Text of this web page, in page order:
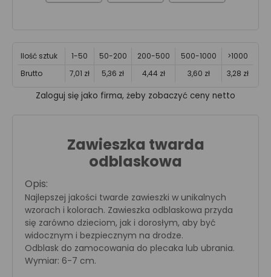
Ilość sztuk 1-50 50-200 200-500 500-1000
>1000
Brutto
7,01 zł 5,36 zł 4,44 zł 3,60 zł 3,28 zł
Zaloguj się jako firma, żeby zobaczyć ceny netto
Zawieszka twarda
odblaskowa
Opis:
Najlepszej jakości twarde zawieszki w unikalnych
wzorach i kolorach. Zawieszka odblaskowa przyda
się zarówno dzieciom, jak i dorosłym, aby być
widocznym i bezpiecznym na drodze.
Odblask do zamocowania do plecaka lub ubrania.
Wymiar: 6-7 cm.